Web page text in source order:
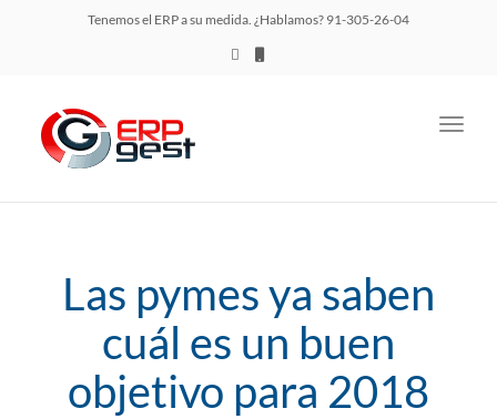
Tenemos el ERP a su medida. ¿Hablamos? 91-305-26-04
Las pymes ya saben
cuál es un buen
objetivo para 2018